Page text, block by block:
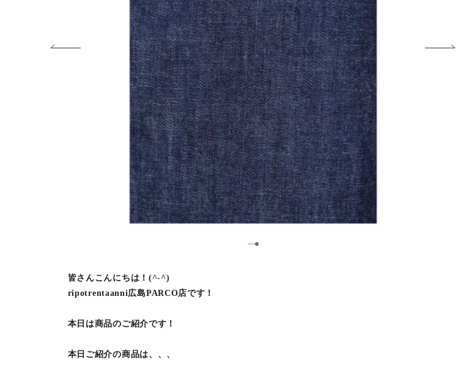
1234
皆さんこんにちは！(^-^)
ripotrentaanni広島PARCO店です！
本日は商品のご紹介です！
本日ご紹介の商品は、、、